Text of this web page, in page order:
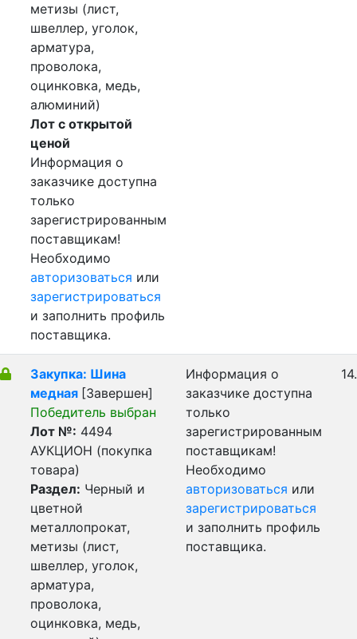
метизы (лист,
швеллер, уголок,
арматура,
проволока,
оцинковка, медь,
алюминий)
Лот с открытой
ценой
Информация о
заказчике доступна
только
зарегистрированным
поставщикам!
Необходимо
авторизоваться или
зарегистрироваться
и заполнить профиль
поставщика.
Закупка: Шина
медная [Завершен]
Победитель выбран
Лот №: 4494
АУКЦИОН (покупка
товара)
Раздел: Черный и
цветной
металлопрокат,
метизы (лист,
швеллер, уголок,
арматура,
проволока,
оцинковка, медь,
Информация о
заказчике доступна
только
зарегистрированным
поставщикам!
Необходимо
авторизоваться или
зарегистрироваться
и заполнить профиль
поставщика.